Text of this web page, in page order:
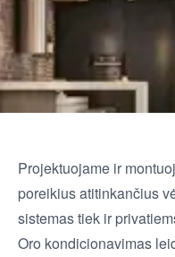
Projektuojame ir
poreikius atitinkančius
sistemas tiek ir
Oro kondicionavimas